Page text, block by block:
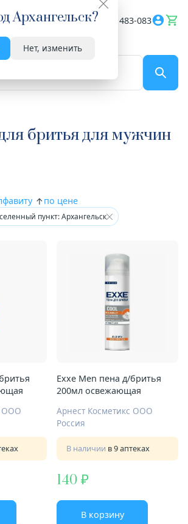
Архангельск?
Нет, изменить
8182 483-083
бритья для мужчин
по цене
пункт: Архангельск
ООО
Exxe Men пена д/бритья
200мл освежающая
Арнест Косметикс ООО
Россия
В наличии в 9 аптеках
140
В корзину